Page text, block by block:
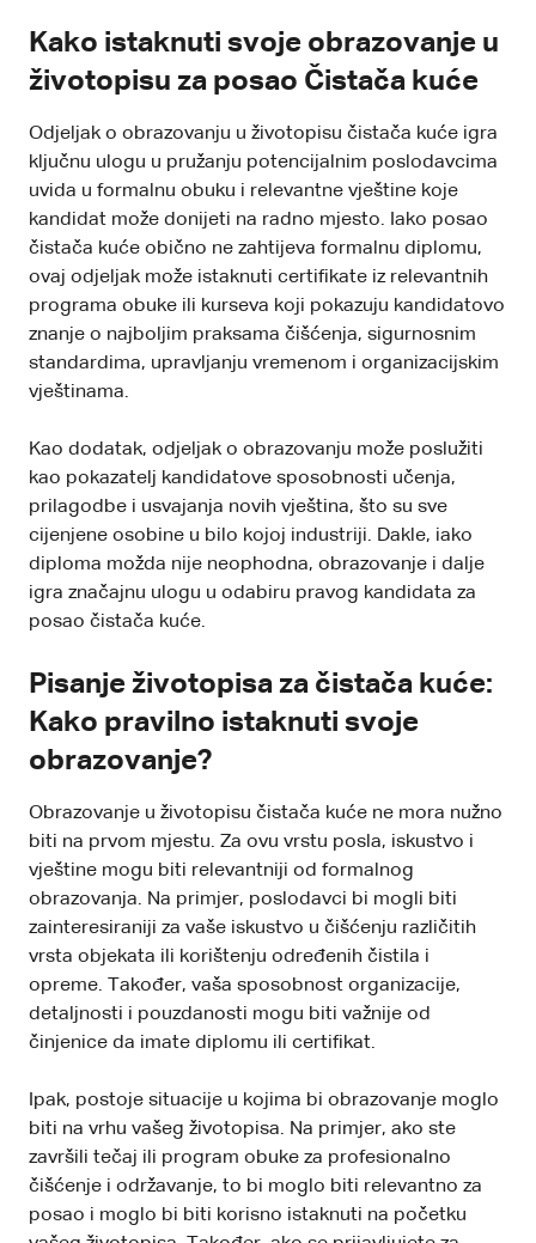
Kako istaknuti svoje obrazovanje u
životopisu za posao Čistača kuće
Odjeljak o obrazovanju u životopisu čistača kuće igra
ključnu ulogu u pružanju potencijalnim poslodavcima
uvida u formalnu obuku i relevantne vještine koje
kandidat može donijeti na radno mjesto. Iako posao
čistača kuće obično ne zahtijeva formalnu diplomu,
ovaj odjeljak može istaknuti certifikate iz relevantnih
programa obuke ili kurseva koji pokazuju kandidatovo
znanje o najboljim praksama čišćenja, sigurnosnim
standardima, upravljanju vremenom i organizacijskim
vještinama.
Kao dodatak, odjeljak o obrazovanju može poslužiti
kao pokazatelj kandidatove sposobnosti učenja,
prilagodbe i usvajanja novih vještina, što su sve
cijenjene osobine u bilo kojoj industriji. Dakle, iako
diploma možda nije neophodna, obrazovanje i dalje
igra značajnu ulogu u odabiru pravog kandidata za
posao čistača kuće.
Pisanje životopisa za čistača kuće:
Kako pravilno istaknuti svoje
obrazovanje?
Obrazovanje u životopisu čistača kuće ne mora nužno
biti na prvom mjestu. Za ovu vrstu posla, iskustvo i
vještine mogu biti relevantniji od formalnog
obrazovanja. Na primjer, poslodavci bi mogli biti
zainteresiraniji za vaše iskustvo u čišćenju različitih
vrsta objekata ili korištenju određenih čistila i
opreme. Također, vaša sposobnost organizacije,
detaljnosti i pouzdanosti mogu biti važnije od
činjenice da imate diplomu ili certifikat.
Ipak, postoje situacije u kojima bi obrazovanje moglo
biti na vrhu vašeg životopisa. Na primjer, ako ste
završili tečaj ili program obuke za profesionalno
čišćenje i održavanje, to bi moglo biti relevantno za
posao i moglo bi biti korisno istaknuti na početku